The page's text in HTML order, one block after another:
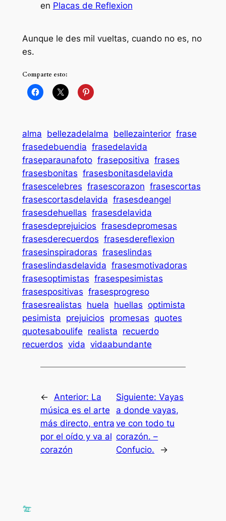
en Placas de Reflexion
Aunque le des mil vueltas, cuando no es, no
es.
Comparte esto:
alma bellezadelalma bellezainterior frase
frasedebuendia frasedelavida
fraseparaunafoto frasepositiva frases
frasesbonitas frasesbonitasdelavida
frasescelebres frasescorazon frasescortas
frasescortasdelavida frasesdeangel
frasesdehuellas frasesdelavida
frasesdeprejuicios frasesdepromesas
frasesderecuerdos frasesdereflexion
frasesinspiradoras fraseslindas
fraseslindasdelavida frasesmotivadoras
frasesoptimistas frasespesimistas
frasespositivas frasesprogreso
frasesrealistas huela huellas optimista
pesimista prejuicios promesas quotes
quotesaboulife realista recuerdo
recuerdos vida vidaabundante
← Anterior: La
música es el arte
más directo, entra
por el oído y va al
corazón
Siguiente:Vayas
a donde vayas,
ve con todo tu
corazón. –
Confucio.
→